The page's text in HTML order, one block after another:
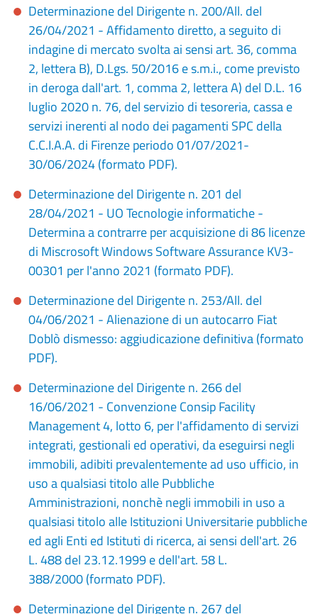
Determinazione del Dirigente n. 200/All. del
26/04/2021 - Affidamento diretto, a seguito di
indagine di mercato svolta ai sensi art. 36, comma
2, lettera B), D.Lgs. 50/2016 e s.m.i., come previsto
in deroga dall'art. 1, comma 2, lettera A) del D.L. 16
luglio 2020 n. 76, del servizio di tesoreria, cassa e
servizi inerenti al nodo dei pagamenti SPC della
C.C.I.A.A. di Firenze periodo 01/07/2021-
30/06/2024 (formato PDF).
Determinazione del Dirigente n. 201 del
28/04/2021 - UO Tecnologie informatiche -
Determina a contrarre per acquisizione di 86 licenze
di Miscrosoft Windows Software Assurance KV3-
00301 per l'anno 2021 (formato PDF).
Determinazione del Dirigente n. 253/All. del
04/06/2021 - Alienazione di un autocarro Fiat
Doblò dismesso: aggiudicazione definitiva (formato
PDF).
Determinazione del Dirigente n. 266 del
16/06/2021 - Convenzione Consip Facility
Management 4, lotto 6, per l'affidamento di servizi
integrati, gestionali ed operativi, da eseguirsi negli
immobili, adibiti prevalentemente ad uso ufficio, in
uso a qualsiasi titolo alle Pubbliche
Amministrazioni, nonchè negli immobili in uso a
qualsiasi titolo alle Istituzioni Universitarie pubbliche
ed agli Enti ed Istituti di ricerca, ai sensi dell'art. 26
L. 488 del 23.12.1999 e dell'art. 58 L.
388/2000 (formato PDF).
Determinazione del Dirigente n. 267 del